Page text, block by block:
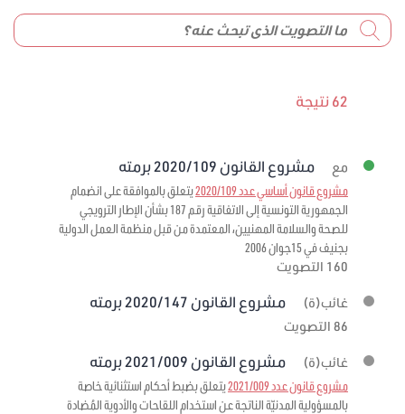
62 نتيجة
مع مشروع القانون 2020/109 برمته
مشروع قانون أساسي عدد 2020/109
يتعلق بالموافقة على انضمام
الجمهورية التونسية إلى الاتفاقية رقم 187 بشأن الإطار الترويجي
للصحة والسلامة المهنيين، المعتمدة من قبل منظمة العمل الدولية
بجنيف في 15جوان 2006
160 التصويت
غائب(ة) مشروع القانون 2020/147 برمته
86 التصويت
غائب(ة) مشروع القانون 2021/009 برمته
مشروع قانون عدد 2021/009
يتعلق بضبط أحكام استثنائية خاصة
بالمسؤولية المدنيّة الناتجة عن استخدام اللقاحات والأدوية المُضادة